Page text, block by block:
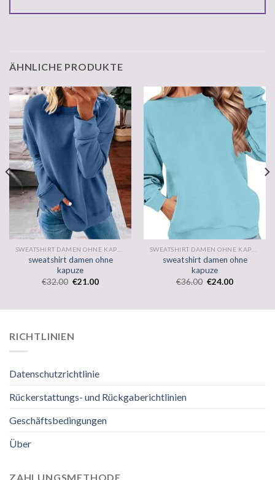
ÄHNLICHE PRODUKTE
SWEATSHIRT DAMEN OHNE KAPUZE
sweatshirt damen ohne
kapuze
€32.00 €21.00
SWEATSHIRT DAMEN OHNE KAPUZE
sweatshirt damen ohne
kapuze
€36.00 €24.00
RICHTLINIEN
Datenschutzrichtlinie
Rückerstattungs- und Rückgaberichtlinien
Geschäftsbedingungen
Über
ZAHLUNGSMETHODE